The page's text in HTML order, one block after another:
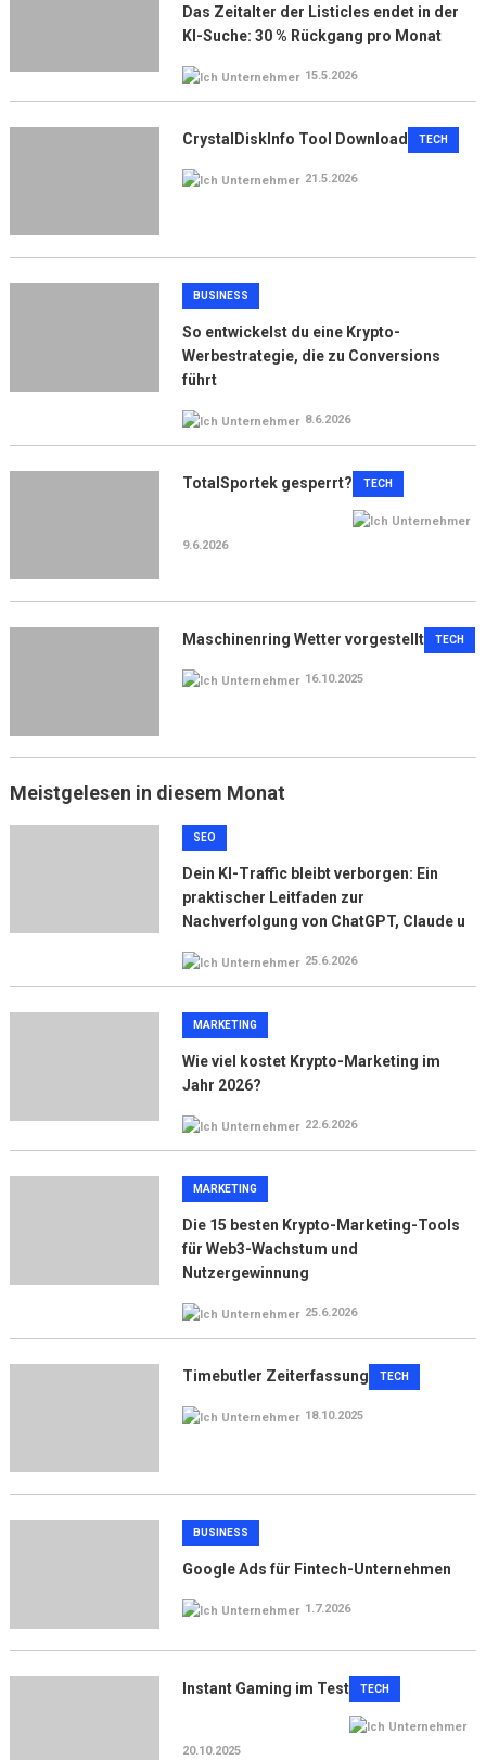
Das Zeitalter der Listicles endet in der
KI-Suche: 30 % Rückgang pro Monat
15.5.2026
TECH
CrystalDiskInfo Tool Download
21.5.2026
BUSINESS
So entwickelst du eine Krypto-
Werbestrategie, die zu Conversions
führt
8.6.2026
TECH
TotalSportek gesperrt?
9.6.2026
TECH
Maschinenring Wetter vorgestellt
16.10.2025
Meistgelesen in diesem Monat
SEO
Dein KI-Traffic bleibt verborgen: Ein
praktischer Leitfaden zur
Nachverfolgung von ChatGPT, Claude u
25.6.2026
MARKETING
Wie viel kostet Krypto-Marketing im
Jahr 2026?
22.6.2026
MARKETING
Die 15 besten Krypto-Marketing-Tools
für Web3-Wachstum und
Nutzergewinnung
25.6.2026
TECH
Timebutler Zeiterfassung
18.10.2025
BUSINESS
Google Ads für Fintech-Unternehmen
1.7.2026
TECH
Instant Gaming im Test
20.10.2025